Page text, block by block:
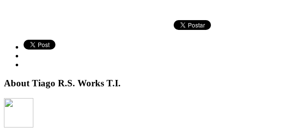
About Tiago R.S. Works T.I.